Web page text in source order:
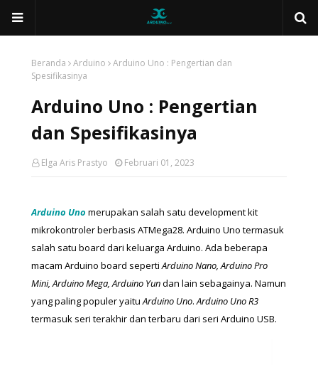
Beranda Arduino
Arduino Uno : Pengertian dan
Spesifikasinya
Arduino Uno : Pengertian
dan Spesifikasinya
Elga Aris Prastyo Februari 01, 2023
Arduino Uno merupakan salah satu development kit
mikrokontroler berbasis ATMega28. Arduino Uno termasuk
salah satu board dari keluarga Arduino. Ada beberapa
macam Arduino board seperti Arduino Nano, Arduino Pro
Mini, Arduino Mega, Arduino Yun dan lain sebagainya. Namun
yang paling populer yaitu Arduino Uno. Arduino UnoR3
termasuk seri terakhir dan terbaru dari seri Arduino USB.